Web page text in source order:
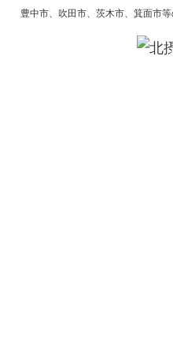
豊中市、吹田市、茨木市、箕面市